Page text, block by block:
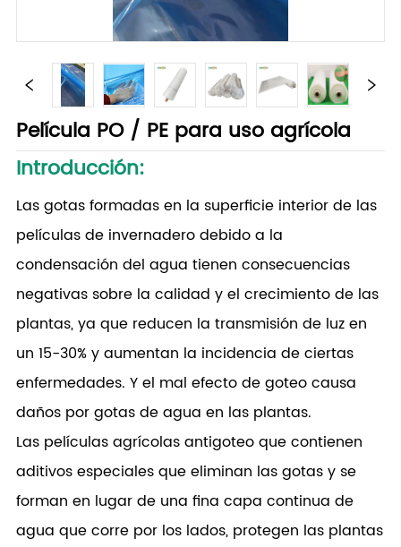
Película PO / PE para uso agrícola
Introducción:
Las gotas formadas en la superficie interior de las
películas de invernadero debido a la
condensación del agua tienen consecuencias
negativas sobre la calidad y el crecimiento de las
plantas, ya que reducen la transmisión de luz en
un 15-30% y aumentan la incidencia de ciertas
enfermedades. Y el mal efecto de goteo causa
daños por gotas de agua en las plantas.
Las películas agrícolas antigoteo que contienen
aditivos especiales que eliminan las gotas y se
forman en lugar de una fina capa continua de
agua que corre por los lados, protegen las plantas